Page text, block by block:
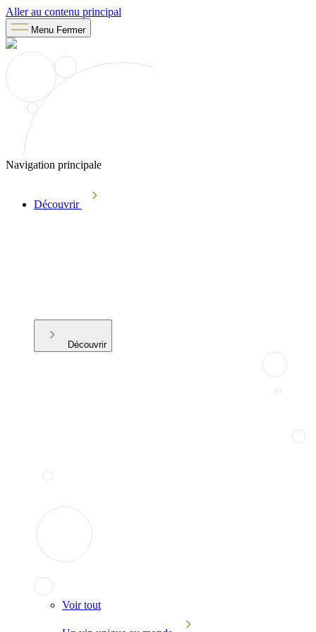
Aller au contenu principal
Menu Fermer
Navigation principale
Découvrir
Découvrir
Voir tout